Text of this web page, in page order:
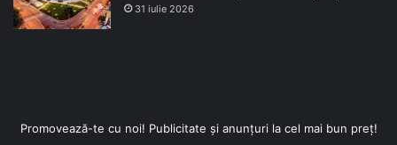
31 iulie 2026
Promovează-te cu noi! Publicitate și anunțuri la cel mai bun preț!